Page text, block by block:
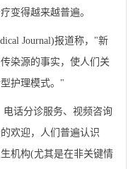
变得越来越普遍。
Journal)报道称，"新
染源的事实，使人们关
护理模式。"
话分诊服务、视频咨询
欢迎，人们普遍认识
机构(尤其是在非关键情